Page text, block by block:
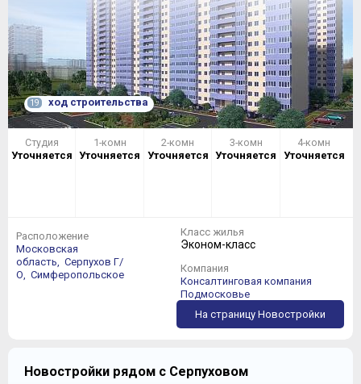
19 ход строительства
Студия
Уточняется
1-комн
Уточняется
2-комн
Уточняется
3-комн
Уточняется
4-комн
Уточняется
Расположение
Московская
область, Серпухов Г/
О, Симферопольское
Класс жилья
Эконом-класс
Компания
Консалтинговая компания
Подмосковье
На страницу Новостройки
Новостройки рядом с Серпуховом